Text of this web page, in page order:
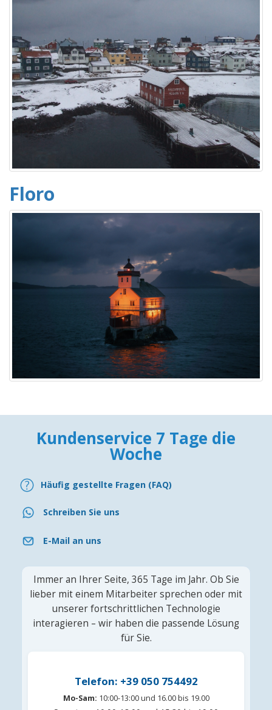
Floro
Kundenservice 7 Tage die
Woche
Häufig gestellte Fragen (FAQ)
Schreiben Sie uns
E-Mail an uns
Immer an Ihrer Seite, 365 Tage im Jahr. Ob Sie
lieber mit einem Mitarbeiter sprechen oder mit
unserer fortschrittlichen Technologie
interagieren – wir haben die passende Lösung
für Sie.
Telefon: +39 050 754492
Mo-Sam: 10:00-13:00 und 16.00 bis 19.00